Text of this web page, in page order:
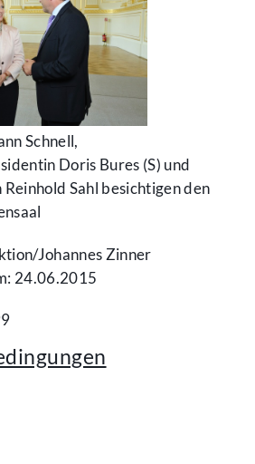
Schnell,
Doris Bures (S) und
Sahl besichtigen den
​Johannes Zinner
24.06.2015